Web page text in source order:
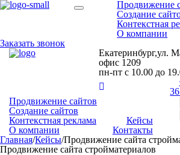
Продвижение
Создание
Контекстная
О компании
Заказать звонок
Екатеринбург,ул.
офис 1209
пн-пт с 10.00 до
Продвижение сайтов
Создание сайтов
Контекстная реклама
Кейсы
О компании
Контакты
Главная/Кейсы/Продвижение сайта
Продвижение сайта стройматериалов